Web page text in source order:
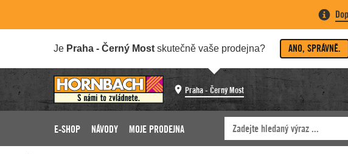
Je Praha - Černý Most skutečně vaše prodejna? ANO, SPRÁVNĚ.
Praha - Černý Most
E-SHOP NÁVODY MOJE PRODEJNA